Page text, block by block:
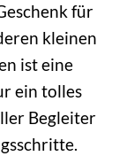
für
kleinen
ist eine
ein tolles
Begleiter